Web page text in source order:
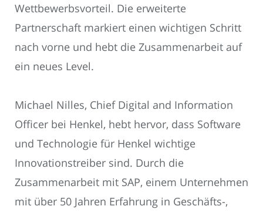
Wettbewerbsvorteil. Die erweiterte
Partnerschaft markiert einen wichtigen Schritt
nach vorne und hebt die Zusammenarbeit auf
ein neues Level.
Michael Nilles, Chief Digital and Information
Officer bei Henkel, hebt hervor, dass Software
und Technologie für Henkel wichtige
Innovationstreiber sind. Durch die
Zusammenarbeit mit SAP, einem Unternehmen
mit über 50 Jahren Erfahrung in Geschäfts-,